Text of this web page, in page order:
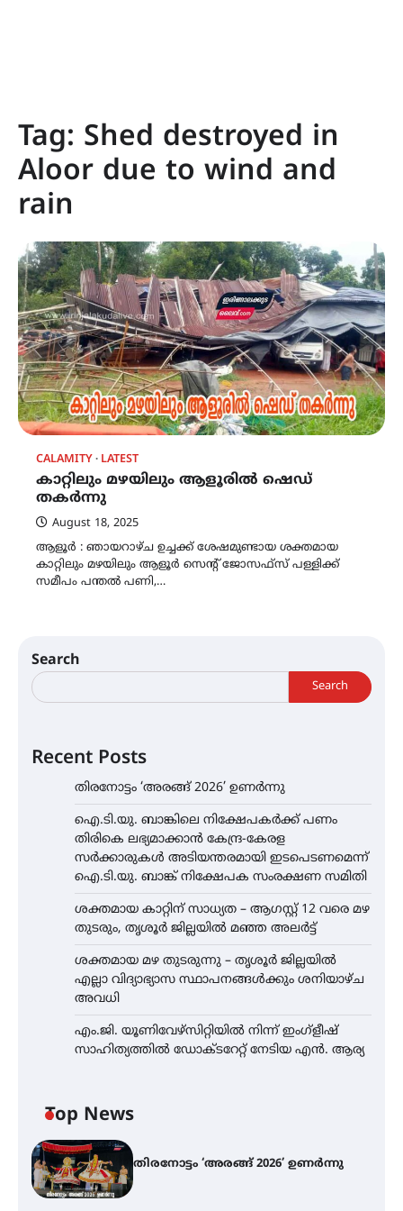
Tag: Shed destroyed in
Aloor due to wind and
rain
CALAMITY LATEST
കാറ്റിലും മഴയിലും ആളൂരിൽ ഷെഡ്
തകർന്നു
August 18, 2025
ആളൂർ : ഞായറാഴ്ച ഉച്ചക്ക് ശേഷമുണ്ടായ ശക്തമായ
കാറ്റിലും മഴയിലും ആളൂർ സെന്റ് ജോസഫ്സ് പള്ളിക്ക്
സമീപം പന്തൽ പണി,…
Search
Search
Recent Posts
തിരനോട്ടം ‘അരങ്ങ് 2026’ ഉണർന്നു
ഐ.ടി.യു. ബാങ്കിലെ നിക്ഷേപകർക്ക് പണം
തിരികെ ലഭ്യമാക്കാൻ കേന്ദ്ര-കേരള
സർക്കാരുകൾ അടിയന്തരമായി ഇടപെടണമെന്ന്
ഐ.ടി.യു. ബാങ്ക് നിക്ഷേപക സംരക്ഷണ സമിതി
ശക്തമായ കാറ്റിന് സാധ്യത – ആഗസ്റ്റ് 12 വരെ മഴ
തുടരും, തൃശൂർ ജില്ലയിൽ മഞ്ഞ അലർട്ട്
ശക്തമായ മഴ തുടരുന്നു – തൃശൂർ ജില്ലയിൽ
എല്ലാ വിദ്യാഭ്യാസ സ്ഥാപനങ്ങൾക്കും ശനിയാഴ്ച
അവധി
എം.ജി. യൂണിവേഴ്‌സിറ്റിയിൽ നിന്ന് ഇംഗ്ളീഷ്
സാഹിത്യത്തിൽ ഡോക്ടറേറ്റ് നേടിയ എൻ. ആര്യ
Top News
തിരനോട്ടം ‘അരങ്ങ് 2026’ ഉണർന്നു